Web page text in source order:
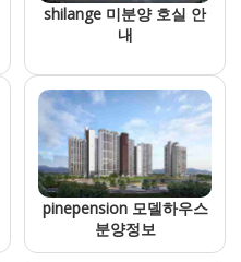
shilange 미분양 호실 안
내
pinepension 모델하우스
분양정보